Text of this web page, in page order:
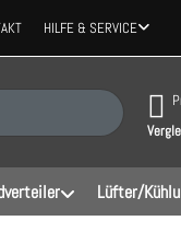
HILFE & SERVICE
Ergebnisse.
Lüfter/